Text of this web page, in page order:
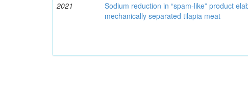
2021
Sodium reduction in “spam-like” product
mechanically separated tilapia meat